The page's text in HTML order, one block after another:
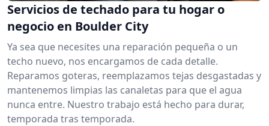
Servicios de techado para tu hogar o
negocio en Boulder City
Ya sea que necesites una reparación pequeña o un
techo nuevo, nos encargamos de cada detalle.
Reparamos goteras, reemplazamos tejas desgastadas y
mantenemos limpias las canaletas para que el agua
nunca entre. Nuestro trabajo está hecho para durar,
temporada tras temporada.